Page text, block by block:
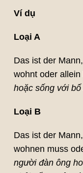
Ví dụ
Loại A
Das ist der
wohnt oder allein
hoặc sống với
Loại B
Das ist der
wohnen muss
người đàn ông